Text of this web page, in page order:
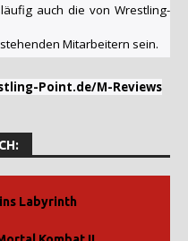
auch die von Wrestling-
Mitarbeitern sein.
M-Reviews
Labyrinth